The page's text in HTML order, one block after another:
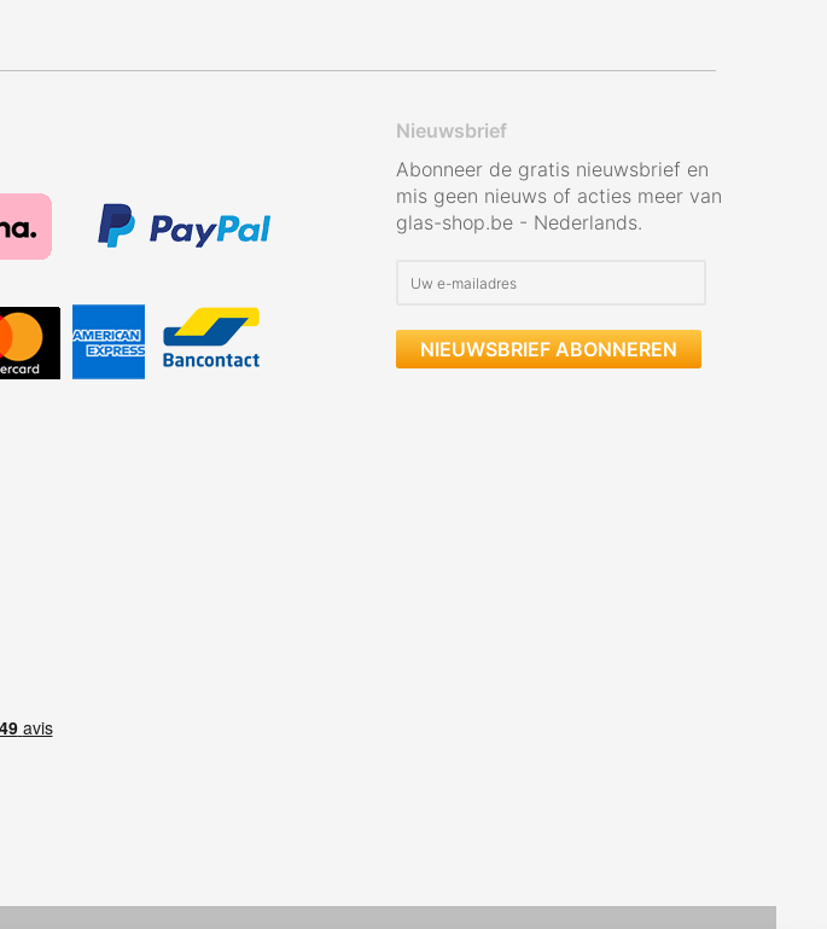
Nieuwsbrief
Abonneer de gratis nieuwsbrief en
mis geen nieuws of acties meer van
glas-shop.be - Nederlands.
NIEUWSBRIEF ABONNEREN